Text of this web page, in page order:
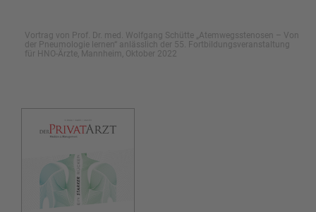
Vortrag von Prof. Dr. med. Wolfgang Schütte „Atemwegs­stenosen – Von
der Pneumologie lernen“ anlässlich der 55. Fortbildungs­veranstaltung
für HNO-Ärzte, Mannheim, Oktober 2022